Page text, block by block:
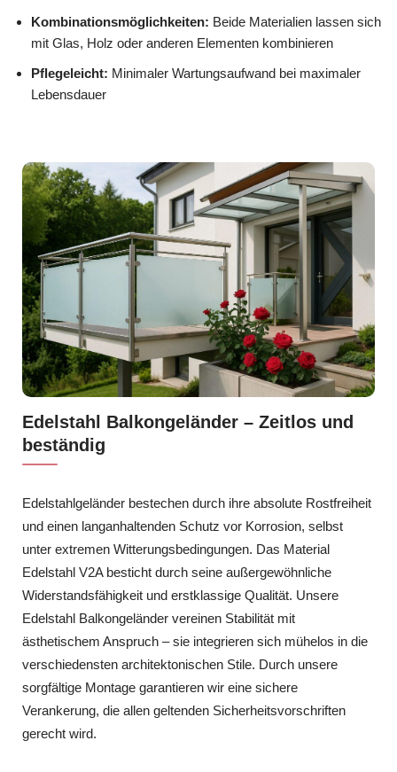
Kombinationsmöglichkeiten: Beide Materialien lassen sich
mit Glas, Holz oder anderen Elementen kombinieren
Pflegeleicht: Minimaler Wartungsaufwand bei maximaler
Lebensdauer
Edelstahl Balkongeländer – Zeitlos und
beständig
Edelstahlgeländer bestechen durch ihre absolute Rostfreiheit
und einen langanhaltenden Schutz vor Korrosion, selbst
unter extremen Witterungsbedingungen. Das Material
Edelstahl V2A besticht durch seine außergewöhnliche
Widerstandsfähigkeit und erstklassige Qualität. Unsere
Edelstahl Balkongeländer vereinen Stabilität mit
ästhetischem Anspruch – sie integrieren sich mühelos in die
verschiedensten architektonischen Stile. Durch unsere
sorgfältige Montage garantieren wir eine sichere
Verankerung, die allen geltenden Sicherheitsvorschriften
gerecht wird.